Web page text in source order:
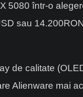
5080 într-o
sau
de calitate
Alienware mai